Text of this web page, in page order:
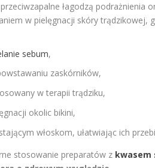
przeciwzapalne łagodzą podrażnienia
w pielęgnacji skóry trądzikowej,
sebum,
zaskórników,
w terapii trądziku,
okolic bikini,
włoskom, ułatwiając ich
stosowanie preparatów z kwasem